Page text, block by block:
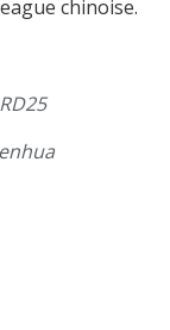
chinoise.